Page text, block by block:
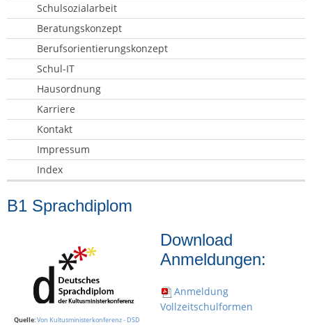
Schulsozialarbeit
Beratungskonzept
Berufsorientierungskonzept
Schul-IT
Hausordnung
Karriere
Kontakt
Impressum
Index
B1 Sprachdiplom
Quelle:Von Kultusministerkonferenz - DSD
Download
Anmeldungen:
Anmeldung
Vollzeitschulformen